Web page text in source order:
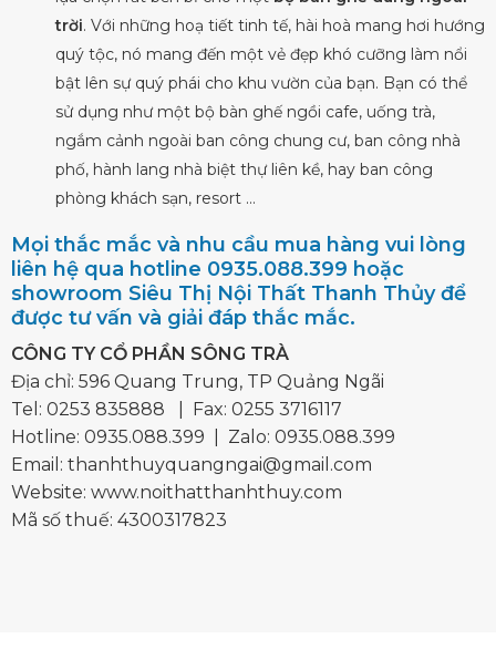
trời. Với những hoạ tiết tinh tế, hài hoà mang hơi hướng
quý tộc, nó mang đến một vẻ đẹp khó cưỡng làm nổi
bật lên sự quý phái cho khu vườn của bạn. Bạn có thể
sử dụng như một bộ bàn ghế ngồi cafe, uống trà,
ngắm cảnh ngoài ban công chung cư, ban công nhà
phố, hành lang nhà biệt thự liên kề, hay ban công
phòng khách sạn, resort …
Mọi thắc mắc và nhu cầu mua hàng vui lòng
liên hệ qua hotline 0935.088.399 hoặc
showroom Siêu Thị Nội Thất Thanh Thủy để
được tư vấn và giải đáp thắc mắc.
CÔNG TY CỔ PHẦN SÔNG TRÀ
Địa chỉ: 596 Quang Trung, TP Quảng Ngãi
Tel: 0253 835888 | Fax: 0255 3716117
Hotline: 0935.088.399 | Zalo: 0935.088.399
Email: thanhthuyquangngai@gmail.com
Website: www.noithatthanhthuy.com
Mã số thuế: 4300317823